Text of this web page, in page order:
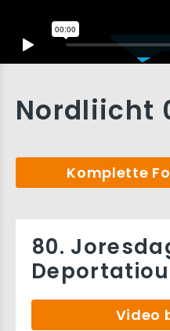
Nordliicht
Komplette
80.
Video